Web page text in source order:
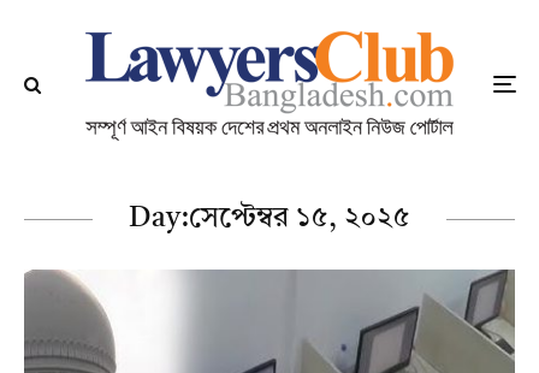
Day:সেপ্টেম্বর ১৫, ২০২৫